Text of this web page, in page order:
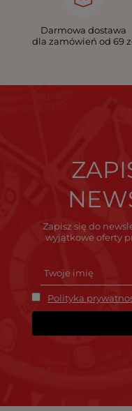
Darmowa dostawa
dla zamówień od 69
Zapisz się do
wyjątkowe oferty
Polityka